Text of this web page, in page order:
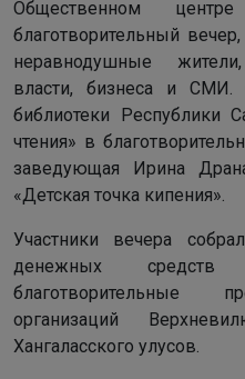
Общественном
благотворительный
неравнодушные
власти, бизнеса и СМИ.
библиотеки Республики
чтения» в
заведующая Ирина
«Детская точка кипения».
Участники вечера
денежных
благотворительные
организаций
Хангаласского улусов.